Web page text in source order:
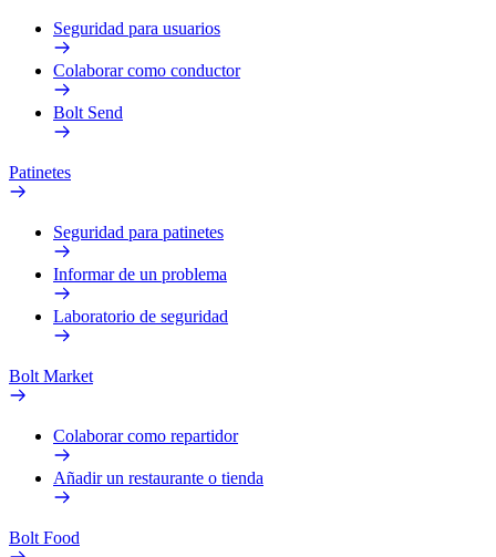
Seguridad para usuarios
Colaborar como conductor
Bolt Send
Patinetes
Seguridad para patinetes
Informar de un problema
Laboratorio de seguridad
Bolt Market
Colaborar como repartidor
Añadir un restaurante o tienda
Bolt Food